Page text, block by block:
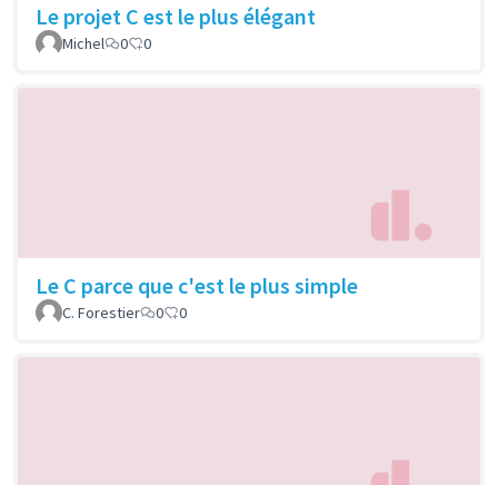
Le projet C est le plus élégant
Michel 0 0
Le C parce que c'est le plus simple
C. Forestier 0 0